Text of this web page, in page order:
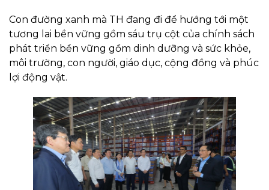
Con đường xanh mà TH đang đi để hướng tới một
tương lai bền vững gồm sáu trụ cột của chính sách
phát triển bền vững gồm dinh dưỡng và sức khỏe,
môi trường, con người, giáo dục, cộng đồng và phúc
lợi động vật.